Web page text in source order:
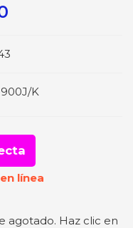
K
línea
agotado. Haz clic en